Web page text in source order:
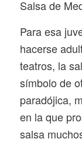
Salsa de
Para esa
hacerse
teatros, la
símbolo de
paradójica,
en la que
salsa